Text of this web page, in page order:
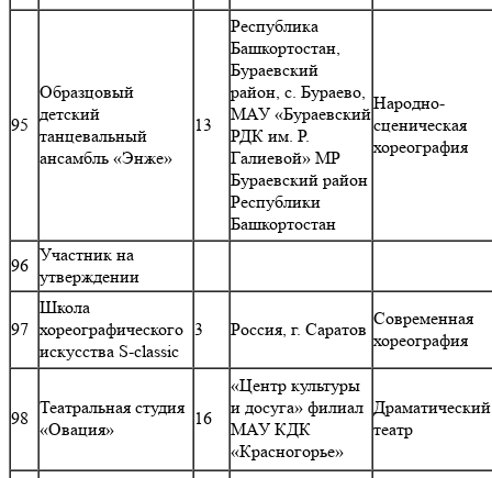
95
Образцовый
детский
танцевальный
ансамбль «Энже»
13
Республика
Башкортостан,
Бураевский
район, с. Бураево,
МАУ «Бураевский
РДК им. Р.
Галиевой» МР
Бураевский район
Республики
Башкортостан
Народно-
сценическая
хореография
96
Участник на
утверждении
97
Школа
хореографического
искусства S-classic
3 Россия, г. Саратов
Современная
хореография
98
Театральная студия
«Овация»
16
«Центр культуры
и досуга» филиал
МАУ КДК
«Красногорье»
Драматический
театр